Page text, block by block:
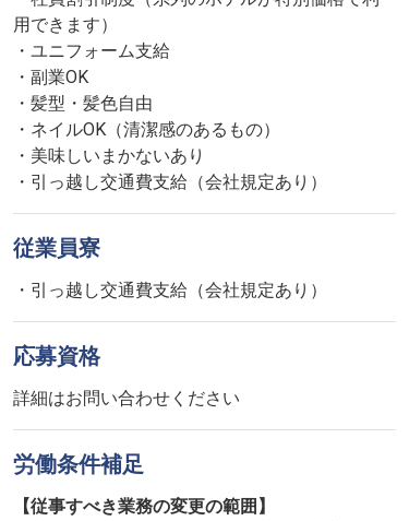
用できます）
・ユニフォーム支給
・副業OK
・髪型・髪色自由
・ネイルOK（清潔感のあるもの）
・美味しいまかないあり
・引っ越し交通費支給（会社規定あり）
従業員寮
・引っ越し交通費支給（会社規定あり）
応募資格
詳細はお問い合わせください
労働条件補足
【従事すべき業務の変更の範囲】